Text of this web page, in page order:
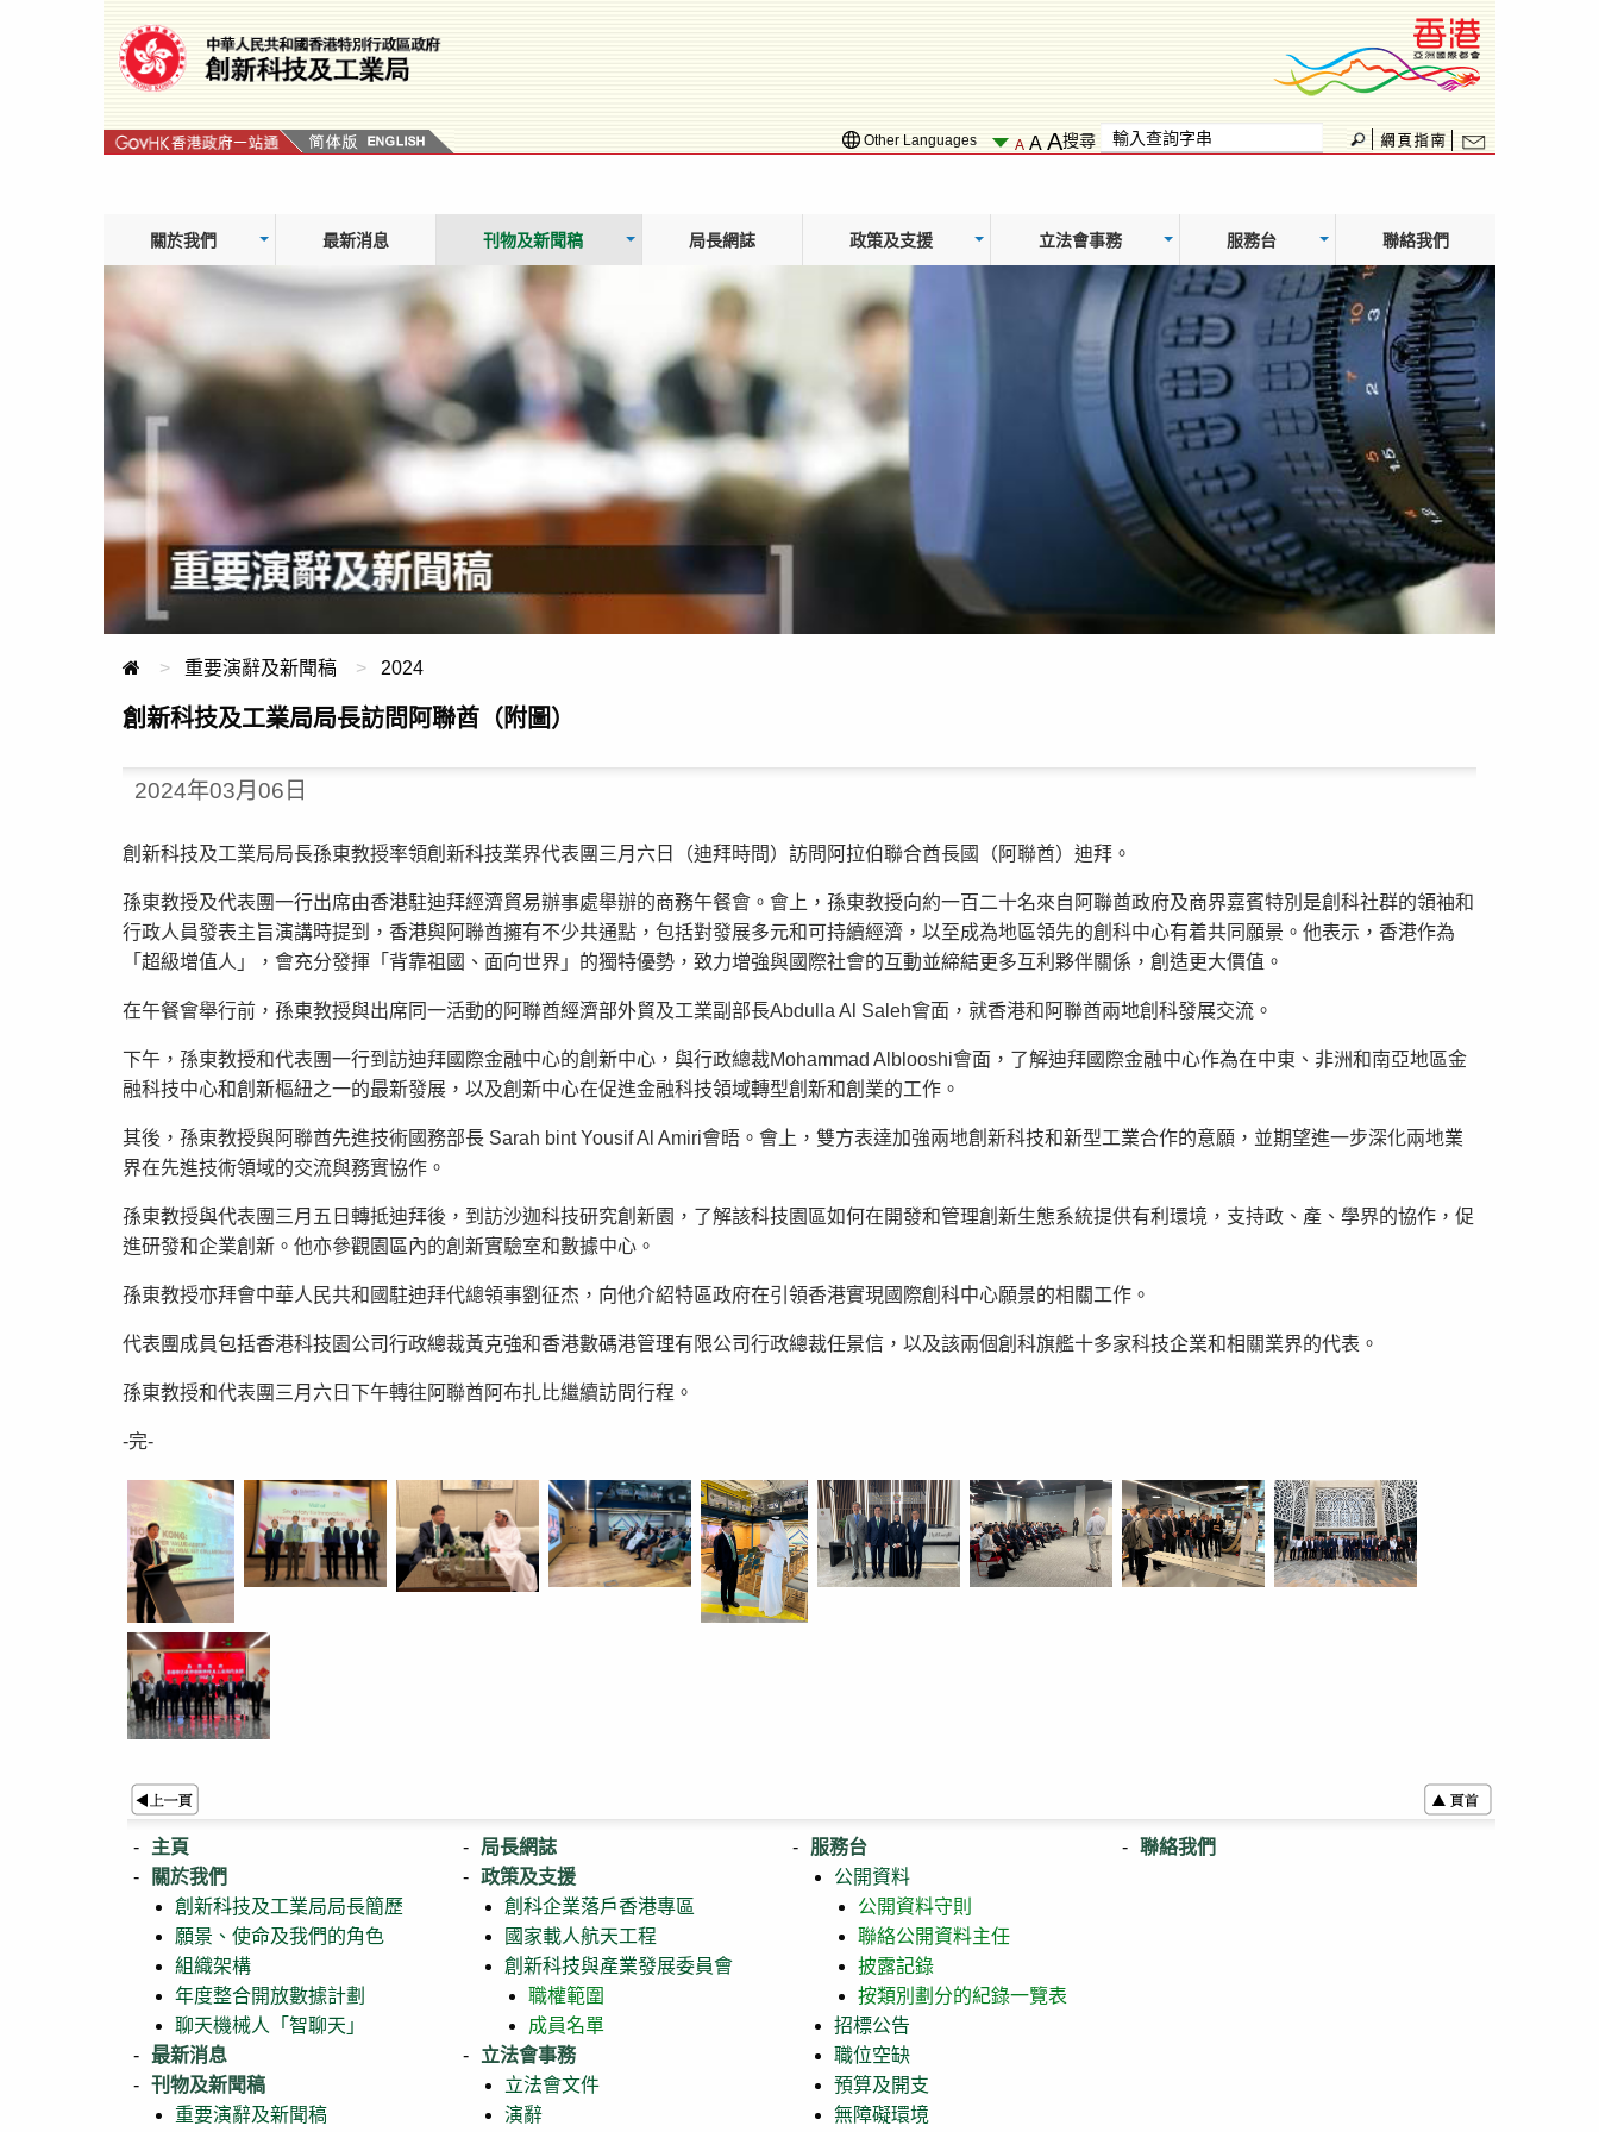
Other Languages A A A搜尋
關於我們 最新消息 刊物及新聞稿 局長網誌 政策及支援 立法會事務 服務台 聯絡我們
重要演辭及新聞稿 2024
創新科技及工業局局長訪問阿聯酋（附圖）
2024年03月06日
創新科技及工業局局長孫東教授率領創新科技業界代表團三月六日（迪拜時間）訪問阿拉伯聯合酋長國（阿聯酋）迪拜。
孫東教授及代表團一行出席由香港駐迪拜經濟貿易辦事處舉辦的商務午餐會。會上，孫東教授向約一百二十名來自阿聯酋政府及商界嘉賓特別是創科社群的領袖和
行政人員發表主旨演講時提到，香港與阿聯酋擁有不少共通點，包括對發展多元和可持續經濟，以至成為地區領先的創科中心有着共同願景。他表示，香港作為
「超級增值人」，會充分發揮「背靠祖國、面向世界」的獨特優勢，致力增強與國際社會的互動並締結更多互利夥伴關係，創造更大價值。
在午餐會舉行前，孫東教授與出席同一活動的阿聯酋經濟部外貿及工業副部長Abdulla Al Saleh會面，就香港和阿聯酋兩地創科發展交流。
下午，孫東教授和代表團一行到訪迪拜國際金融中心的創新中心，與行政總裁Mohammad Alblooshi會面，了解迪拜國際金融中心作為在中東、非洲和南亞地區金
融科技中心和創新樞紐之一的最新發展，以及創新中心在促進金融科技領域轉型創新和創業的工作。
其後，孫東教授與阿聯酋先進技術國務部長 Sarah bint Yousif Al Amiri會晤。會上，雙方表達加強兩地創新科技和新型工業合作的意願，並期望進一步深化兩地業
界在先進技術領域的交流與務實協作。
孫東教授與代表團三月五日轉抵迪拜後，到訪沙迦科技研究創新園，了解該科技園區如何在開發和管理創新生態系統提供有利環境，支持政、產、學界的協作，促
進研發和企業創新。他亦參觀園區內的創新實驗室和數據中心。
孫東教授亦拜會中華人民共和國駐迪拜代總領事劉征杰，向他介紹特區政府在引領香港實現國際創科中心願景的相關工作。
代表團成員包括香港科技園公司行政總裁黃克強和香港數碼港管理有限公司行政總裁任景信，以及該兩個創科旗艦十多家科技企業和相關業界的代表。
孫東教授和代表團三月六日下午轉往阿聯酋阿布扎比繼續訪問行程。
-完-
主頁
關於我們
創新科技及工業局局長簡歷
願景、使命及我們的角色
組織架構
年度整合開放數據計劃
聊天機械人「智聊天」
最新消息
刊物及新聞稿
重要演辭及新聞稿
局長網誌
政策及支援
創科企業落戶香港專區
國家載人航天工程
創新科技與產業發展委員會
職權範圍
成員名單
立法會事務
立法會文件
演辭
服務台
公開資料
公開資料守則
聯絡公開資料主任
披露記錄
按類別劃分的紀錄一覽表
招標公告
職位空缺
預算及開支
無障礙環境
聯絡我們